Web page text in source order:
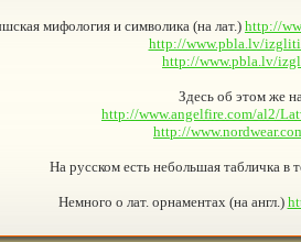
мифология и символикa (на лат.) http://
http://www.pbla.lv/
http://www.pbla.lv/
Здесь об этом же
http://www.angelfire.com/al2/
http://
На русском есть небольшая табличка в
Немного о лат. орнаментах (на англ.)